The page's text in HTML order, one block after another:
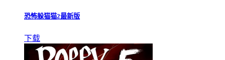
恐怖躲猫猫2最新版
下载